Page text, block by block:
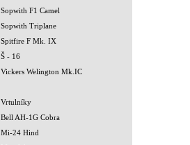
Sopwith F1 Camel
Sopwith Triplane
Spitfire F Mk. IX
Š - 16
Vickers Welington Mk.IC
Vrtulníky
Bell AH-1G Cobra
Mi-24 Hind